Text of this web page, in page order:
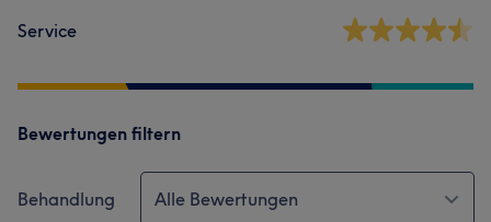
Service
Bewertungen filtern
Behandlung Alle Bewertungen